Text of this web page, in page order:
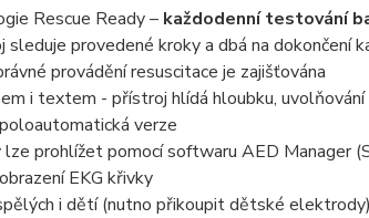
Rescue Ready – každodenní testování
sleduje provedené kroky a dbá na dokončení
provádění resuscitace je zajišťována
i textem - přístroj hlídá hloubku,
verze
lze prohlížet pomocí softwaru AED Manager
EKG křivky
i dětí (nutno přikoupit dětské elektrody)